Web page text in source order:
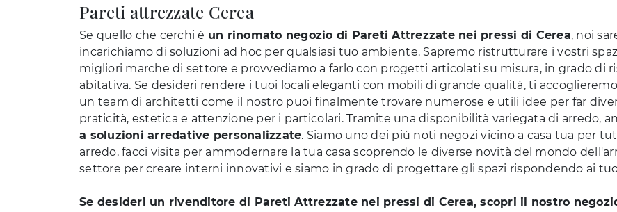
Pareti attrezzate Cerea
Se quello che cerchi è un rinomato negozio di Pareti Attrezzate nei pressi di Cerea, noi
incarichiamo di soluzioni ad hoc per qualsiasi tuo ambiente. Sapremo ristrutturare i vostri
migliori marche di settore e provvediamo a farlo con progetti articolati su misura, in grado di
abitativa. Se desideri rendere i tuoi locali eleganti con mobili di grande qualità, ti
un team di architetti come il nostro puoi finalmente trovare numerose e utili idee per far
praticità, estetica e attenzione per i particolari. Tramite una disponibilità variegata di arredo,
a soluzioni arredative personalizzate. Siamo uno dei più noti negozi vicino a casa tua per
arredo, facci visita per ammodernare la tua casa scoprendo le diverse novità del mondo
settore per creare interni innovativi e siamo in grado di progettare gli spazi rispondendo ai
Se desideri un rivenditore di Pareti Attrezzate nei pressi di Cerea, scopri il nostro